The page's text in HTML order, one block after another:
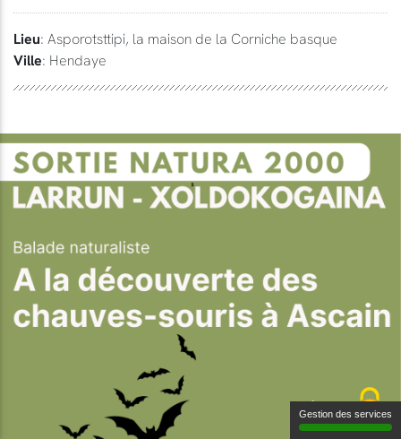
Lieu: Asporotsttipi, la maison de la Corniche basque
Ville: Hendaye
Gestion des services